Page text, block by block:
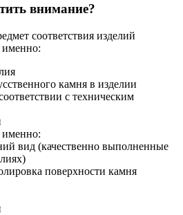
внимание?
соответствия изделий
именно:
камня в изделии
с техническим
именно:
вид (качественно выполненные
поверхности камня